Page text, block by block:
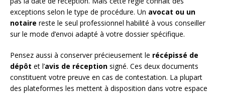
exceptions selon le type de procédure. Un avocat ou un
notaire reste le seul professionnel habilité à vous conseiller
sur le mode d’envoi adapté à votre dossier spécifique.
Pensez aussi à conserver précieusement le récépissé de
dépôt et l’avis de réception signé. Ces deux documents
constituent votre preuve en cas de contestation. La plupart
des plateformes les mettent à disposition dans votre espace